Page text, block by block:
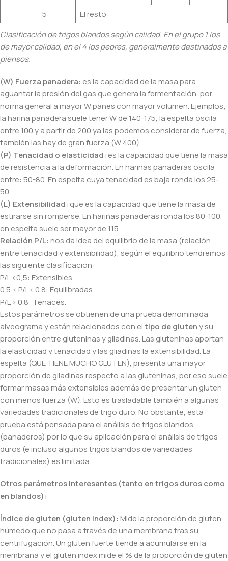
5
El resto
Clasificación de trigos blandos según calidad. En el grupo 1 los
de mayor calidad, en el 4 los peores, generalmente destinados a
piensos.
(W) Fuerza panadera: es la capacidad de la masa para
aguantar la presión del gas que genera la fermentación, por
norma general a mayor W panes con mayor volumen. Ejemplos;
la harina panadera suele tener W de 140-175, la espelta oscila
entre 100 y a partir de 200 ya las podemos considerar de fuerza,
también las hay de gran fuerza (W 400)
(P) Tenacidad o elasticidad: es la capacidad que tiene la masa
de resistencia a la deformación. En harinas panaderas oscila
entre: 50-80. En espelta cuya tenacidad es baja ronda los 25-
50.
(L) Extensibilidad: que es la capacidad que tiene la masa de
estirarse sin romperse. En harinas panaderas ronda los 80-100,
en espelta suele ser mayor de 115
Relación P/L: nos da idea del equilibrio de la masa (relación
entre tenacidad y extensibilidad), según el equilibrio tendremos
las siguiente clasificación:
P/L <0,5: Extensibles
0.5 < P/L< 0.8: Equilibradas.
P/L > 0.8: Tenaces.
Estos parámetros se obtienen de una prueba denominada
alveograma y están relacionados con eltipo de gluteny su
proporción entre gluteninas y gliadinas. Las gluteninas aportan
la elasticidad y tenacidad y las gliadinas la extensibilidad. La
espelta (QUE TIENE MUCHO GLUTEN), presenta una mayor
proporción de gliadinas respecto a las gluteninas, por eso suele
formar masas más extensibles además de presentar un gluten
con menos fuerza (W). Esto es trasladable también a algunas
variedades tradicionales de trigo duro. No obstante, esta
prueba está pensada para el análisis de trigos blandos
(panaderos) por lo que su aplicación para el análisis de trigos
duros (e incluso algunos trigos blandos de variedades
tradicionales) es limitada.
Otros parámetros interesantes (tanto en trigos duros como
en blandos):
Índice de gluten (gluten Index):Mide la proporción de gluten
húmedo que no pasa a través de una membrana tras su
centrifugación. Un gluten fuerte tiende a acumularse en la
membrana y el gluten index mide el % de la proporción de gluten